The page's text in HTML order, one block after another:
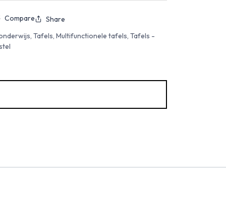
Compare
Share
Tafels, Multifunctionele tafels, Tafels -